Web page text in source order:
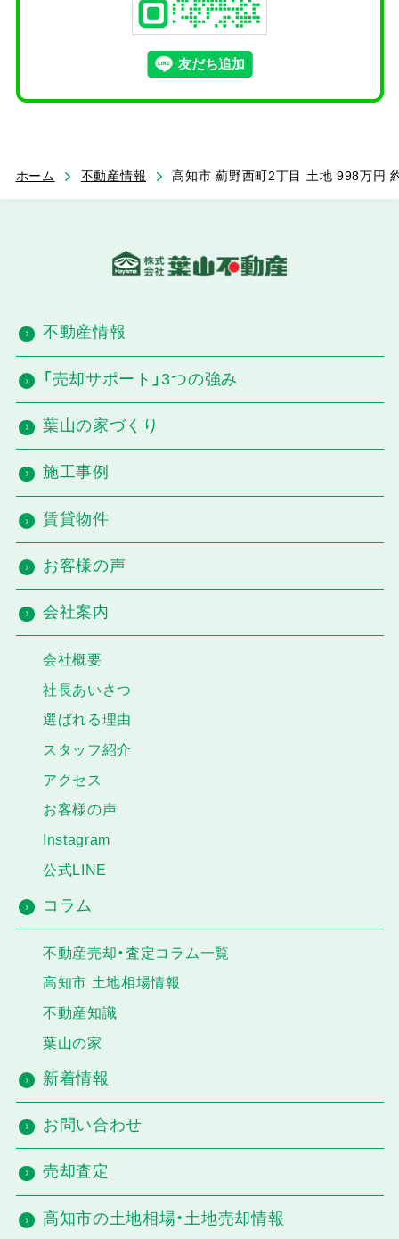
ホーム 不動産情報 高知市 薊野西町2丁目 土地 998万円
不動産情報
「売却サポート」3つの強み
葉山の家づくり
施工事例
賃貸物件
お客様の声
会社案内
会社概要
社長あいさつ
選ばれる理由
スタッフ紹介
アクセス
お客様の声
Instagram
公式LINE
コラム
不動産売却・査定コラム一覧
高知市 土地相場情報
不動産知識
葉山の家
新着情報
お問い合わせ
売却査定
高知市の土地相場・土地売却情報